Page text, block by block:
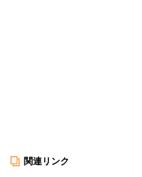
関連リンク